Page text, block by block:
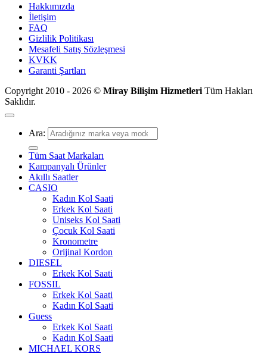
Hakkımızda
İletişim
FAQ
Gizlilik Politikası
Mesafeli Satış Sözleşmesi
KVKK
Garanti Şartları
Copyright 2010 - 2026 © Miray Bilişim Hizmetleri Tüm Hakları
Saklıdır.
Ara:
Tüm Saat Markaları
Kampanyalı Ürünler
Akıllı Saatler
CASIO
Kadın Kol Saati
Erkek Kol Saati
Uniseks Kol Saati
Çocuk Kol Saati
Kronometre
Orijinal Kordon
DIESEL
Erkek Kol Saati
FOSSIL
Erkek Kol Saati
Kadın Kol Saati
Guess
Erkek Kol Saati
Kadın Kol Saati
MICHAEL KORS